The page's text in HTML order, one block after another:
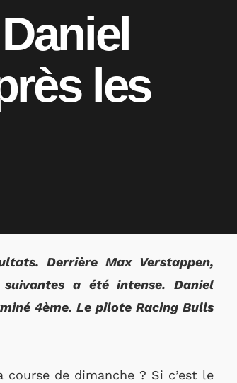
les
Derrière Max Verstappen,
a été intense. Daniel
4ème. Le pilote Racing Bulls
de dimanche ? Si c’est le